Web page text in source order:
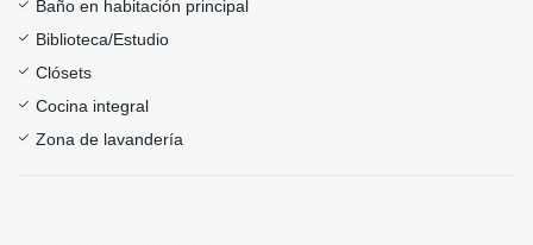
Baño en habitación principal
Biblioteca/Estudio
Clósets
Cocina integral
Zona de lavandería